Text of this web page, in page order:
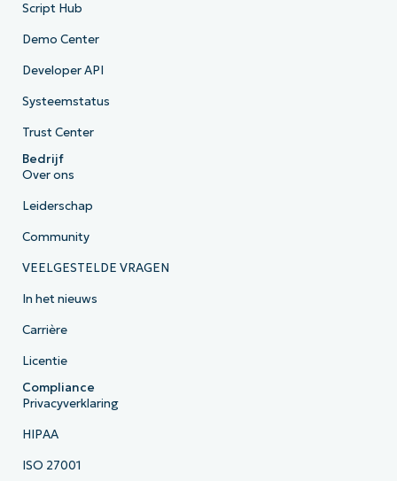
Script Hub
Demo Center
Developer API
Systeemstatus
Trust Center
Bedrijf
Over ons
Leiderschap
Community
VEELGESTELDE VRAGEN
In het nieuws
Carrière
Licentie
Compliance
Privacyverklaring
HIPAA
ISO 27001